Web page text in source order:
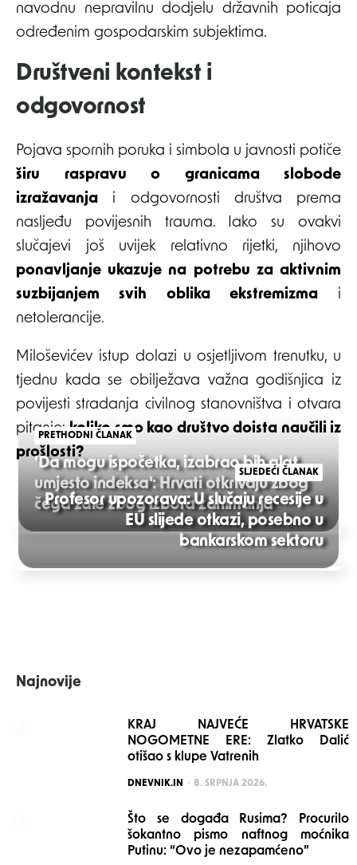
navodnu nepravilnu dodjelu državnih poticaja
određenim gospodarskim subjektima.
Društveni kontekst i
odgovornost
Pojava spornih poruka i simbola u javnosti potiče
širu raspravu o granicama slobode
izražavanja i odgovornosti društva prema
nasljeđu povijesnih trauma. Iako su ovakvi
slučajevi još uvijek relativno rijetki, njihovo
ponavljanje ukazuje na potrebu za aktivnim
suzbijanjem svih oblika ekstremizmai
netolerancije.
Miloševićev istup dolazi u osjetljivom trenutku, u
tjednu kada se obilježava važna godišnjica iz
povijesti stradanja civilnog stanovništva i otvara
pitanje:koliko smo kao društvo doista naučili iz
prošlosti?
navigation
PRETHODNI ČLANAK
'Da mogu ispočetka, izabrao bih alat
umjesto indeksa': Hrvati otkrivaju zbog
čega žale zbog izbora zanimanja
SLJEDEĆI ČLANAK
Profesor upozorava: U slučaju recesije u
EU slijede otkazi, posebno u
bankarskom sektoru
Najnovije
KRAJ NAJVEĆE HRVATSKE
NOGOMETNE ERE: Zlatko Dalić
otišao s klupe Vatrenih
POSTED
DNEVNIK.IN 8. SRPNJA 2026.
Što se događa Rusima? Procurilo
šokantno pismo naftnog moćnika
Putinu: “Ovo je nezapamćeno”